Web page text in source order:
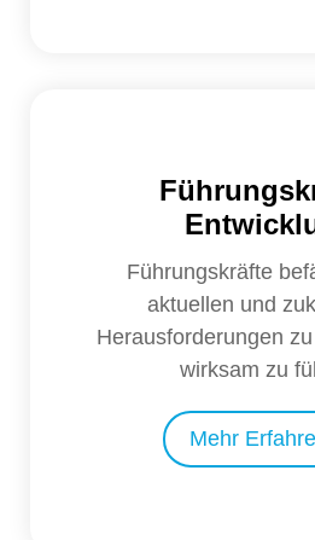
Führungskräfte
aktuellen und
Herausforderungen
wirksam zu
Mehr